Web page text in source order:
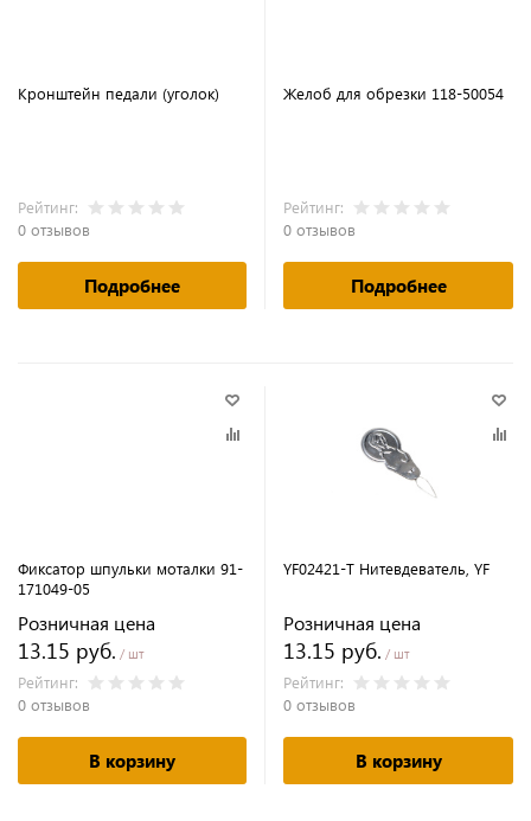
Кронштейн педали (уголок)
Рейтинг:
0 отзывов
Подробнее
Желоб для обрезки 118-50054
Рейтинг:
0 отзывов
Подробнее
Фиксатор шпульки моталки 91-
171049-05
Розничная цена
13.15 руб. / шт
Рейтинг:
0 отзывов
В корзину
YF02421-T Нитевдеватель, YF
Розничная цена
13.15 руб. / шт
Рейтинг:
0 отзывов
В корзину